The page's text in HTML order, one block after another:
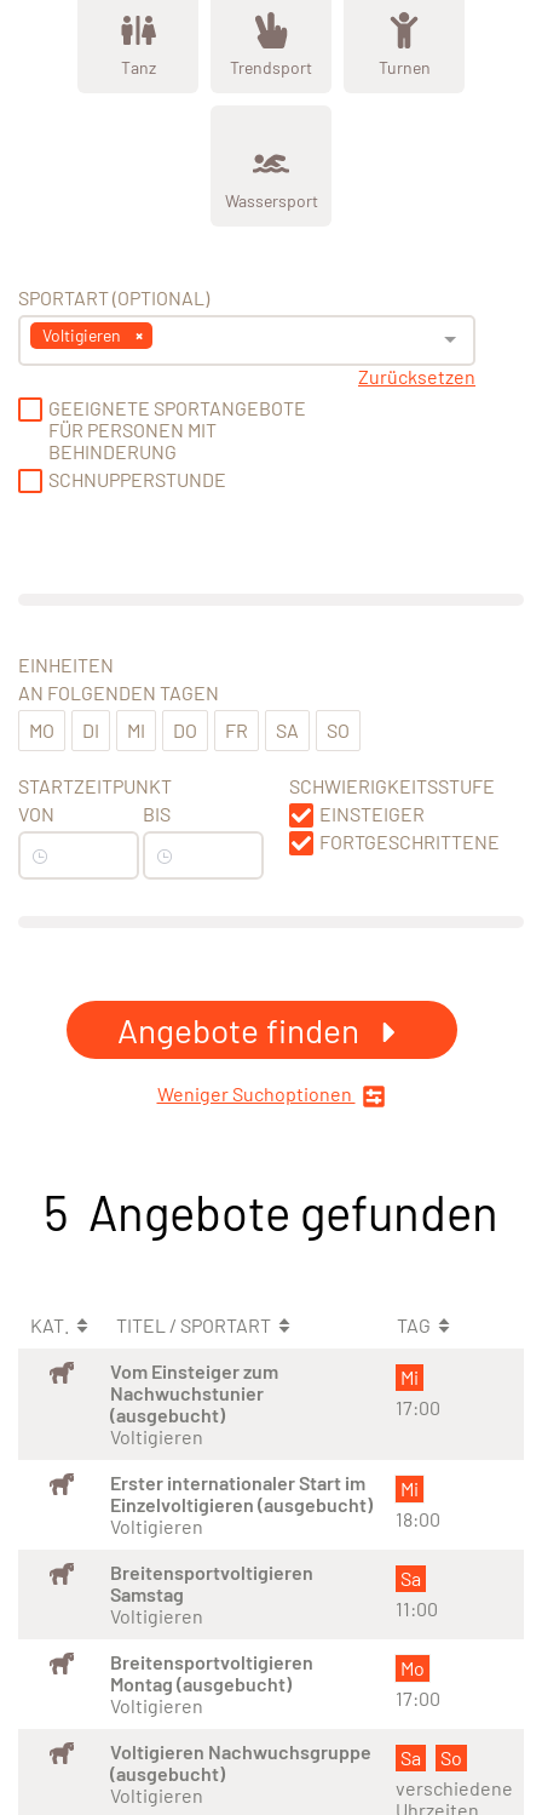
Tanz Trendsport Turnen
Wassersport
SPORTART (OPTIONAL)
Voltigieren
Zurücksetzen
GEEIGNETE SPORTANGEBOTE
FÜR PERSONEN MIT
BEHINDERUNG
SCHNUPPERSTUNDE
EINHEITEN
AN FOLGENDEN TAGEN
MO
DI MI DO FR SA SO
STARTZEITPUNKT
VON
BIS
SCHWIERIGKEITSSTUFE
EINSTEIGER
FORTGESCHRITTENE
Angebote finden
Weniger Suchoptionen
5 Angebote gefunden
KAT. TITEL / SPORTART
TAG
Vom Einsteiger zum
Nachwuchstunier
(ausgebucht)
Voltigieren
Mi
17:00
Erster internationaler Start im
Einzelvoltigieren (ausgebucht)
Voltigieren
Mi
18:00
Breitensportvoltigieren
Samstag
Voltigieren
Sa
11:00
Breitensportvoltigieren
Montag (ausgebucht)
Voltigieren
Mo
17:00
Voltigieren Nachwuchsgruppe
(ausgebucht)
Voltigieren
Sa
So
verschiedene
Uhrzeiten